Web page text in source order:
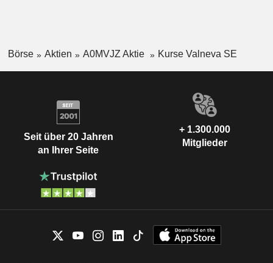
Börse Aktien A0MVJZ Aktie Kurse Valneva SE
Seit über 20 Jahren
an Ihrer Seite
+ 1.300.000
Mitglieder